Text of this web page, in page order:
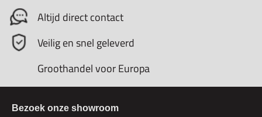
Altijd direct contact
Veilig en snel geleverd
Groothandel voor Europa
Bezoek onze showroom